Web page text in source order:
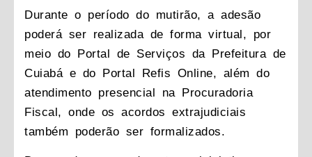
Durante o período do mutirão, a adesão
poderá ser realizada de forma virtual, por
meio do Portal de Serviços da Prefeitura de
Cuiabá e do Portal Refis Online, além do
atendimento presencial na Procuradoria
Fiscal, onde os acordos extrajudiciais
também poderão ser formalizados.